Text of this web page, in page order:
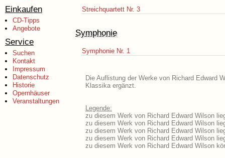
Einkaufen
CD-Tipps
Angebote
Service
Suchen
Kontakt
Impressum
Datenschutz
Historie
Opernhäuser
Veranstaltungen
Streichquartett Nr. 3
Symphonie
Symphonie Nr. 1
Die Auflistung der Werke von Richard Edward
Klassika ergänzt.
Legende:
zu diesem Werk von Richard Edward Wilson
zu diesem Werk von Richard Edward Wilson
zu diesem Werk von Richard Edward Wilson
zu diesem Werk von Richard Edward Wilson
zu diesem Werk von Richard Edward Wilson